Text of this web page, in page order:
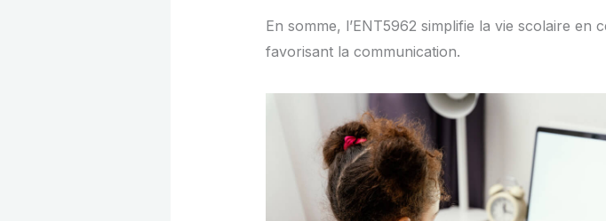
En somme, l’ENT5962 simplifie la vie scolaire
favorisant la communication.